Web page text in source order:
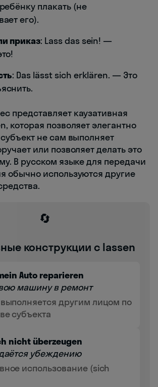
плакать (не
его).
приказ: Lass das sein! —
: Das lässt sich erklären. — Это
представляет каузативная
которая позволяет элегантно
не сам выполняет
или позволяет делать это
В русском языке для передачи
обычно используются другие
🔄
конструкции с lassen
Auto reparieren
машину в ремонт
другим лицом по
субъекта
nicht überzeugen
убеждению
использование (sich